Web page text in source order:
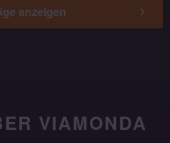
anzeigen
VIAMONDA